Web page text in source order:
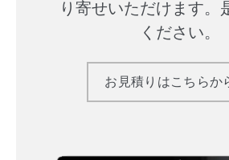
り寄せいただけます。
ください。
お見積りはこちらか